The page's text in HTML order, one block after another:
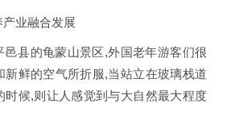
业融合发展
邑县的龟蒙山景区,外国老年游客们很
新鲜的空气所折服,当站立在玻璃栈道
时候,则让人感觉到与大自然最大程度